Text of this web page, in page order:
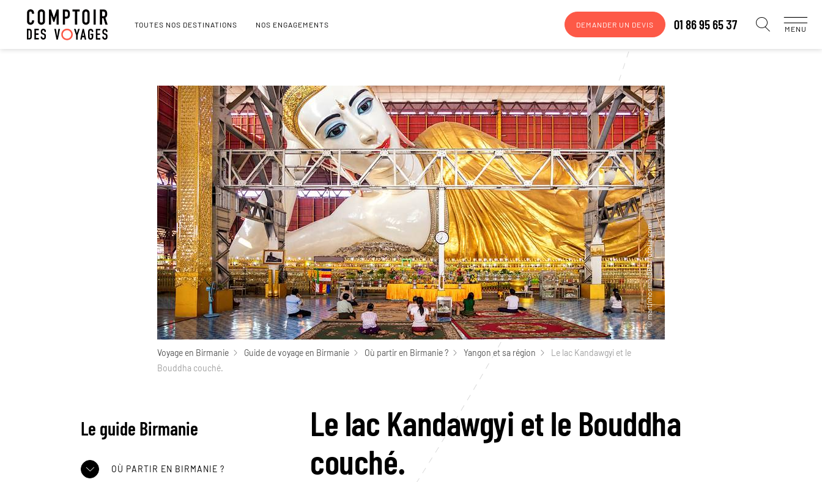
TOUTES NOS DESTINATIONS NOS ENGAGEMENTS DEMANDER UN DEVIS 01 86 95 65 37 MENU
Voyage en Birmanie Guide de voyage en Birmanie Où partir en Birmanie ? Yangon et sa région
Le lac Kandawgyi et le
Bouddha couché.
Le guide Birmanie
OÙ PARTIR EN BIRMANIE ?
Le lac Kandawgyi et le Bouddha
couché.